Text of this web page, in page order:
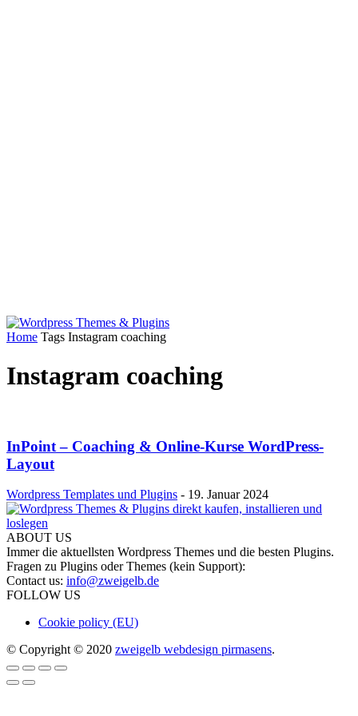
Home Tags Instagram coaching
Instagram coaching
InPoint – Coaching & Online-Kurse WordPress-
Layout
Wordpress Templates und Plugins - 19. Januar 2024
ABOUT US
Immer die aktuellsten Wordpress Themes und die besten Plugins.
Fragen zu Plugins oder Themes (kein Support):
Contact us: info@zweigelb.de
FOLLOW US
Cookie policy (EU)
© Copyright © 2020 zweigelb webdesign pirmasens.